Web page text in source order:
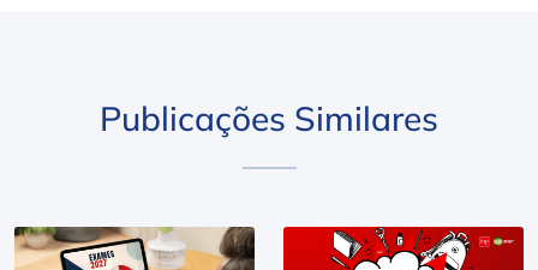
Publicações Similares